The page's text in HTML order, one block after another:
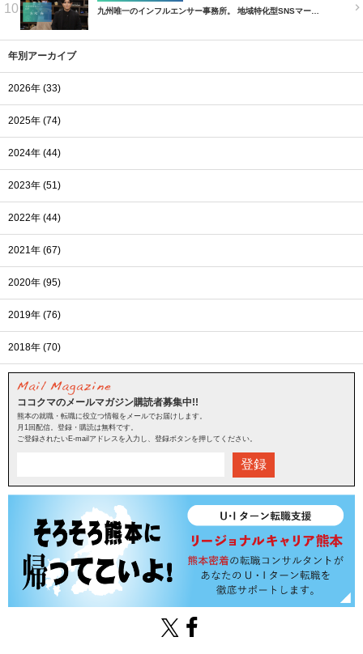
10 九州唯一のインフルエンサー事務所。 地域特化型SNSマー…
年別アーカイブ
2026年 (33)
2025年 (74)
2024年 (44)
2023年 (51)
2022年 (44)
2021年 (67)
2020年 (95)
2019年 (76)
2018年 (70)
ココクマのメールマガジン購読者募集中!!
熊本の就職・転職に役立つ情報をメールでお届けします。
月1回配信。登録・購読は無料です。
ご登録されたいE-mailアドレスを入力し、登録ボタンを押してください。
登録